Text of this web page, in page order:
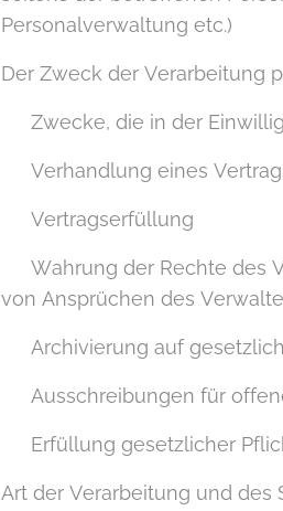
Personalverwaltung etc.)
Der Zweck der Verarbeitung
▪ Zwecke, die in der
▪ Verhandlung eines
▪ Vertragserfüllung
▪ Wahrung der Rechte des
von Ansprüchen des
▪ Archivierung auf
▪ Ausschreibungen für
▪ Erfüllung gesetzlicher
Art der Verarbeitung und des